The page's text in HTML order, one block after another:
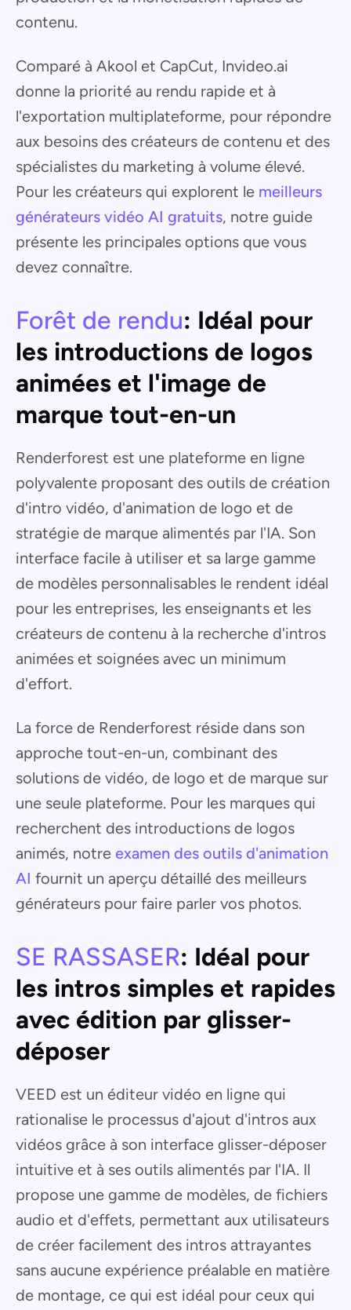
contenu.
Comparé à Akool et CapCut, Invideo.ai
donne la priorité au rendu rapide et à
l'exportation multiplateforme, pour répondre
aux besoins des créateurs de contenu et des
spécialistes du marketing à volume élevé.
Pour les créateurs qui explorent le meilleurs
générateurs vidéo AI gratuits, notre guide
présente les principales options que vous
devez connaître.
Forêt de rendu: Idéal pour
les introductions de logos
animées et l'image de
marque tout-en-un
Renderforest est une plateforme en ligne
polyvalente proposant des outils de création
d'intro vidéo, d'animation de logo et de
stratégie de marque alimentés par l'IA. Son
interface facile à utiliser et sa large gamme
de modèles personnalisables le rendent idéal
pour les entreprises, les enseignants et les
créateurs de contenu à la recherche d'intros
animées et soignées avec un minimum
d'effort.
La force de Renderforest réside dans son
approche tout-en-un, combinant des
solutions de vidéo, de logo et de marque sur
une seule plateforme. Pour les marques qui
recherchent des introductions de logos
animés, notre examen des outils d'animation
AI fournit un aperçu détaillé des meilleurs
générateurs pour faire parler vos photos.
SE RASSASER: Idéal pour
les intros simples et rapides
avec édition par glisser-
déposer
VEED est un éditeur vidéo en ligne qui
rationalise le processus d'ajout d'intros aux
vidéos grâce à son interface glisser-déposer
intuitive et à ses outils alimentés par l'IA. Il
propose une gamme de modèles, de fichiers
audio et d'effets, permettant aux utilisateurs
de créer facilement des intros attrayantes
sans aucune expérience préalable en matière
de montage, ce qui est idéal pour ceux qui